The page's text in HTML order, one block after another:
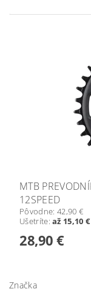
MTB
12SPEED
Pôvodne: 42,90 €
Ušetríte:až 15,10
28,90 €
Značka